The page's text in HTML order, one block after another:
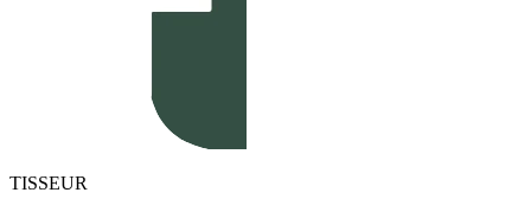
TISSEUR